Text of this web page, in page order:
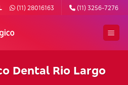
(11) 28016163 (11) 3256-7276
Dental Rio Largo